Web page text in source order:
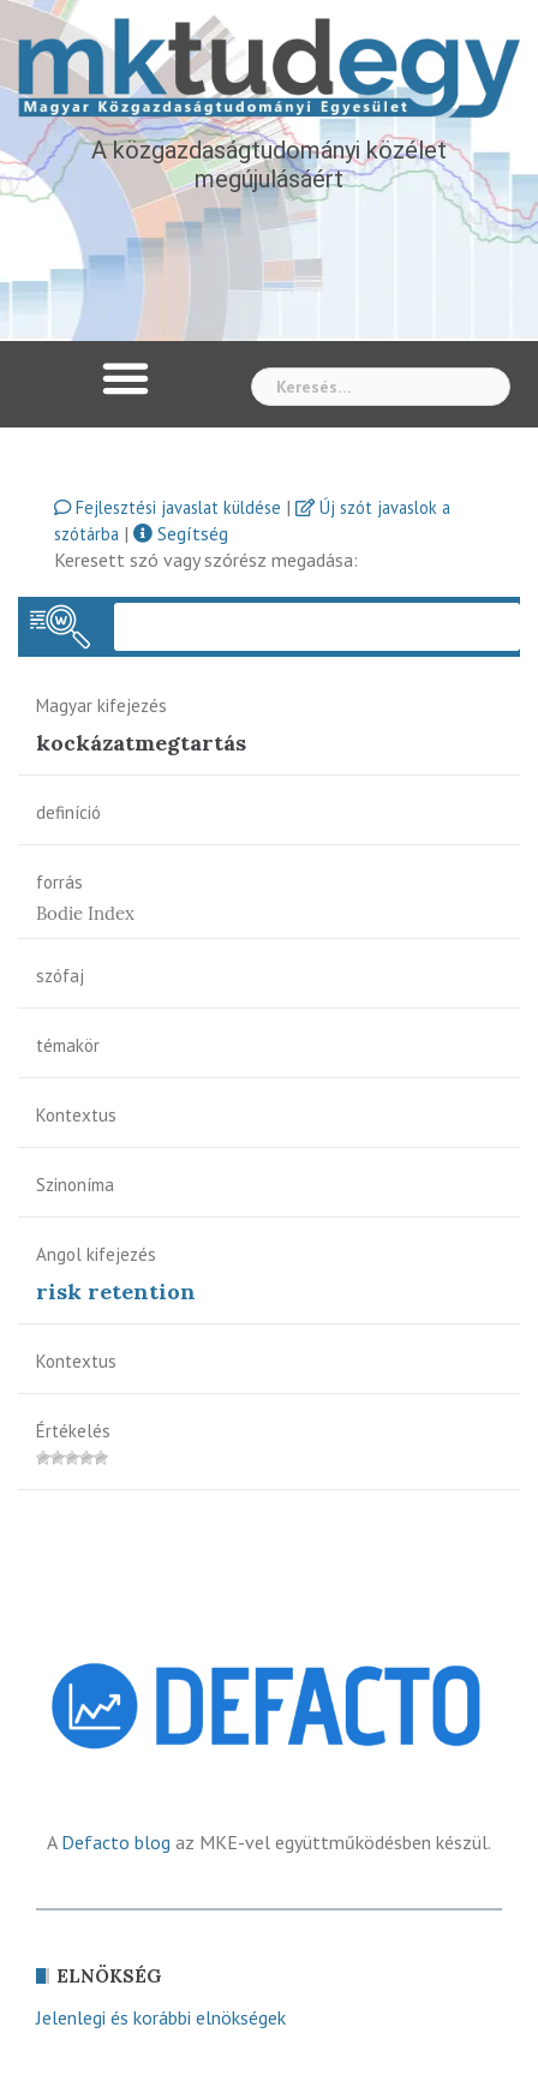
A közgazdaságtudományi közélet
megújulásáért
Fejlesztési javaslat küldése |
Új szót javaslok a
szótárba |
Segítség
Keresett szó vagy szórész megadása:
Magyar kifejezés
kockázatmegtartás
definíció
forrás
Bodie Index
szófaj
témakör
Kontextus
Szinoníma
Angol kifejezés
risk retention
Kontextus
Értékelés
A Defacto blog az MKE-vel együttműködésben készül.
ELNÖKSÉG
Jelenlegi és korábbi elnökségek